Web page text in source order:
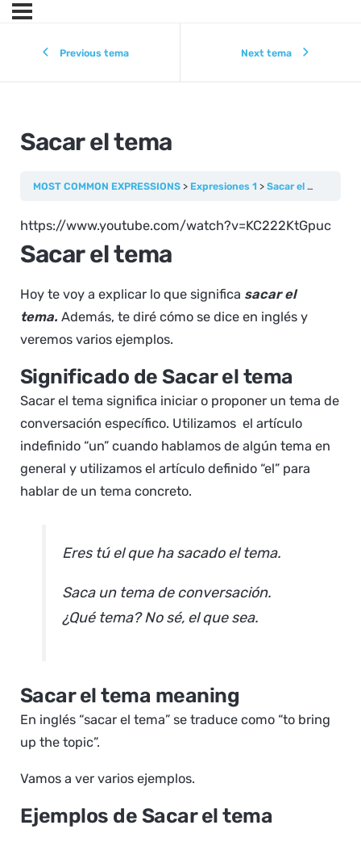
Previous tema Next tema
Sacar el tema
MOST COMMON EXPRESSIONS Expresiones 1 Sacar el tema
https://www.youtube.com/watch?v=KC222KtGpuc
Sacar el tema
Hoy te voy a explicar lo que significa sacar el
tema. Además, te diré cómo se dice en inglés y
veremos varios ejemplos.
Significado de Sacar el tema
Sacar el tema significa iniciar o proponer un tema de
conversación específico. Utilizamos el artículo
indefinido “un” cuando hablamos de algún tema en
general y utilizamos el artículo definido “el” para
hablar de un tema concreto.
Eres tú el que ha sacado el tema.
Saca un tema de conversación.
¿Qué tema? No sé, el que sea.
Sacar el tema meaning
En inglés “sacar el tema” se traduce como “to bring
up the topic”.
Vamos a ver varios ejemplos.
Ejemplos de Sacar el tema